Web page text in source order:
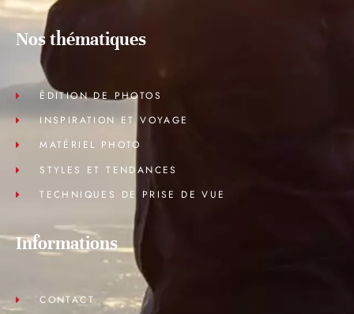
Nos thématiques
ÉDITION DE PHOTOS
INSPIRATION ET VOYAGE
MATÉRIEL PHOTO
STYLES ET TENDANCES
TECHNIQUES DE PRISE DE VUE
Informations
CONTACT